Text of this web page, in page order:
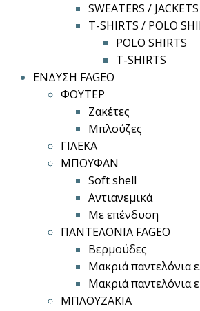
SWEATERS / JACKETS
T-SHIRTS / POLO
POLO SHIRTS
T-SHIRTS
ΕΝΔΥΣΗ FAGEO
ΦΟΥΤΕΡ
Ζακέτες
Μπλούζες
ΓΙΛΕΚΑ
ΜΠΟΥΦΑΝ
Soft shell
Αντιανεμικά
Με επένδυση
ΠΑΝΤΕΛΟΝΙΑ FAGEO
Βερμούδες
Μακριά παντελόνια
Μακριά παντελόνια
ΜΠΛΟΥΖΑΚΙΑ